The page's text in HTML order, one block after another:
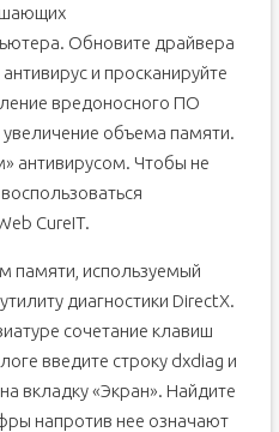
Обновите драйвера
и просканируйте
вредоносного ПО
объема памяти.
антивирусом. Чтобы не
CureIT.
памяти, используемый
диагностики DirectX.
сочетание клавиш
введите строку dxdiag и
вкладку «Экран». Найдите
напротив нее означают